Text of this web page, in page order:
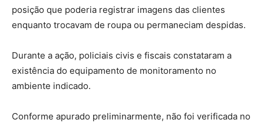
posição que poderia registrar imagens das clientes
enquanto trocavam de roupa ou permaneciam despidas.
Durante a ação, policiais civis e fiscais constataram a
existência do equipamento de monitoramento no
ambiente indicado.
Conforme apurado preliminarmente, não foi verificada no